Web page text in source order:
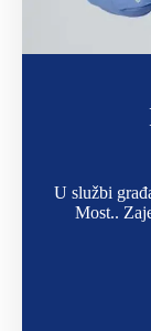
U službi
Most..